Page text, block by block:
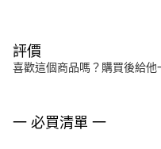
評價
喜歡這個商品嗎？購買後給他
一 必買清單 一